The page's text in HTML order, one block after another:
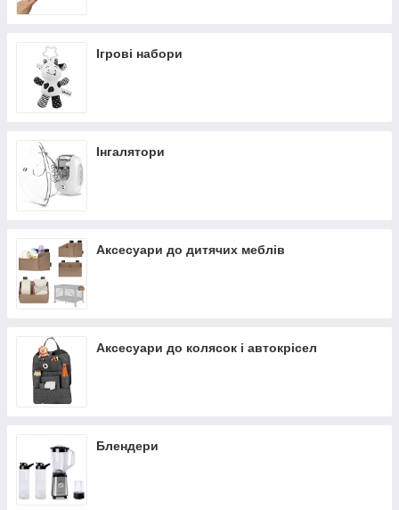
Ігрові набори
Інгалятори
Аксесуари до дитячих меблів
Аксесуари до колясок і автокрісел
Блендери